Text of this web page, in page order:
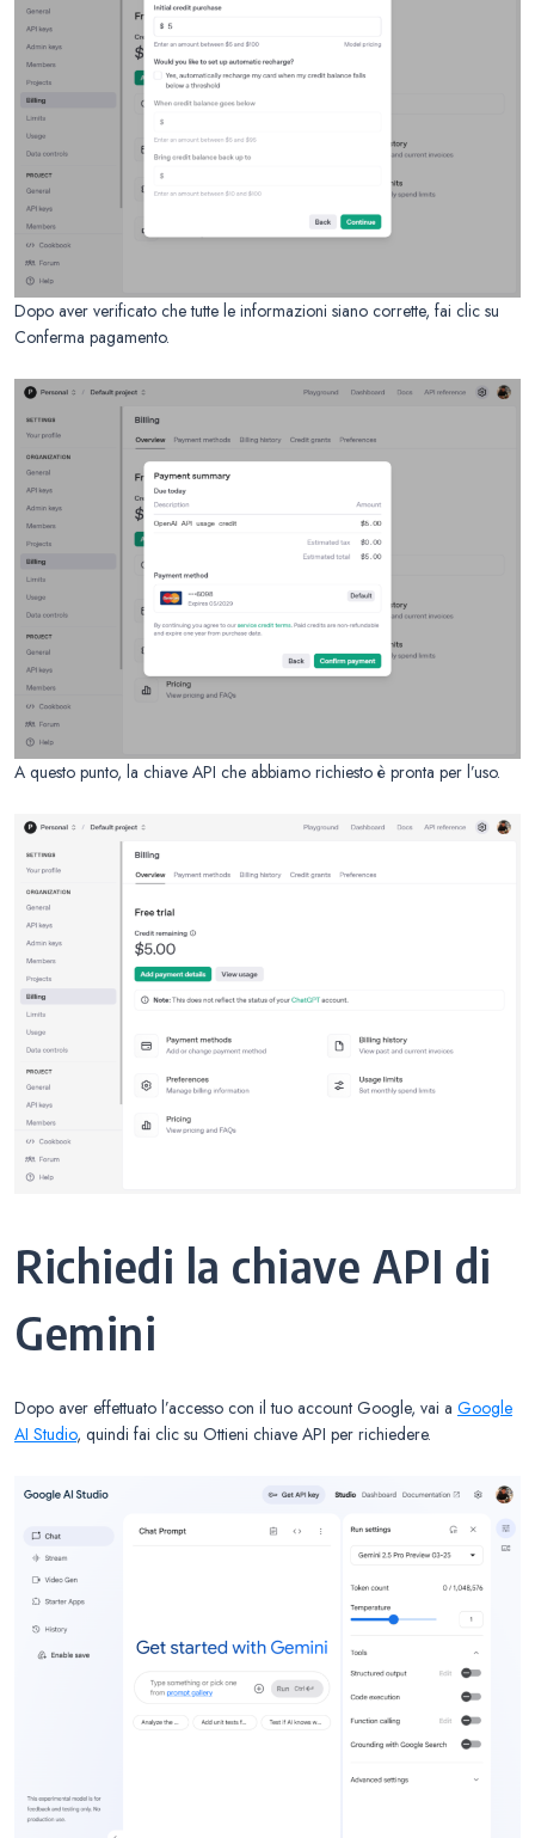
Dopo aver verificato che tutte le informazioni siano corrette, fai clic su
Conferma pagamento.
A questo punto, la chiave API che abbiamo richiesto è pronta per l’uso.
Richiedi la chiave API di
Gemini
Dopo aver effettuato l’accesso con il tuo account Google, vai a Google
AI Studio, quindi fai clic su Ottieni chiave API per richiedere.